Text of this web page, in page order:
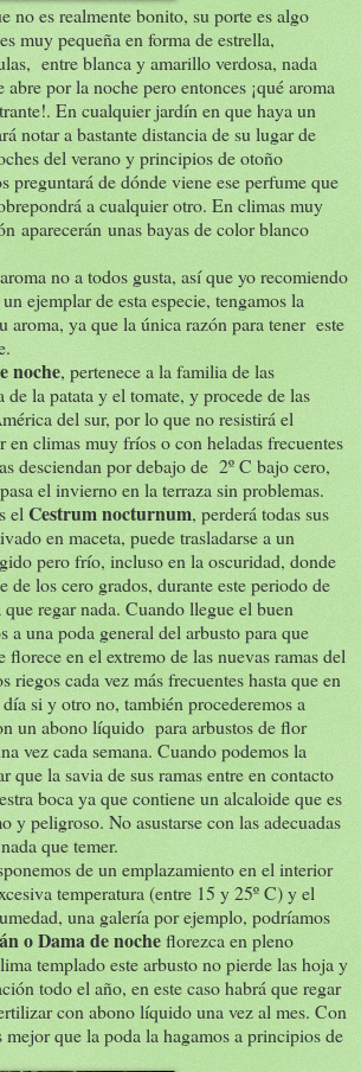
no es realmente bonito, su porte es algo
muy pequeña en forma de estrella,
entre blanca y amarillo verdosa, nada
abre por la noche pero entonces ¡qué aroma
En cualquier jardín en que haya un
notar a bastante distancia de su lugar de
del verano y principios de otoño
preguntará de dónde viene ese perfume que
a cualquier otro. En climas muy
aparecerán unas bayas de color blanco
no a todos gusta, así que yo recomiendo
ejemplar de esta especie, tengamos la
aroma, ya que la única razón para tener este
noche, pertenece a la familia de las
de la patata y el tomate, y procede de las
del sur, por lo que no resistirá el
en climas muy fríos o con heladas frecuentes
desciendan por debajo de 2º C bajo cero,
el invierno en la terraza sin problemas.
el Cestrum nocturnum, perderá todas sus
en maceta, puede trasladarse a un
pero frío, incluso en la oscuridad, donde
de los cero grados, durante este periodo de
regar nada. Cuando llegue el buen
a una poda general del arbusto para que
en el extremo de las nuevas ramas del
riegos cada vez más frecuentes hasta que en
si y otro no, también procederemos a
un abono líquido para arbustos de flor
vez cada semana. Cuando podemos la
que la savia de sus ramas entre en contacto
boca ya que contiene un alcaloide que es
y peligroso. No asustarse con las adecuadas
que temer.
de un emplazamiento en el interior
temperatura (entre 15 y 25º C) y el
una galería por ejemplo, podríamos
o Dama de nocheflorezca en pleno
templado este arbusto no pierde las hoja y
todo el año, en este caso habrá que regar
con abono líquido una vez al mes. Con
mejor que la poda la hagamos a principios de